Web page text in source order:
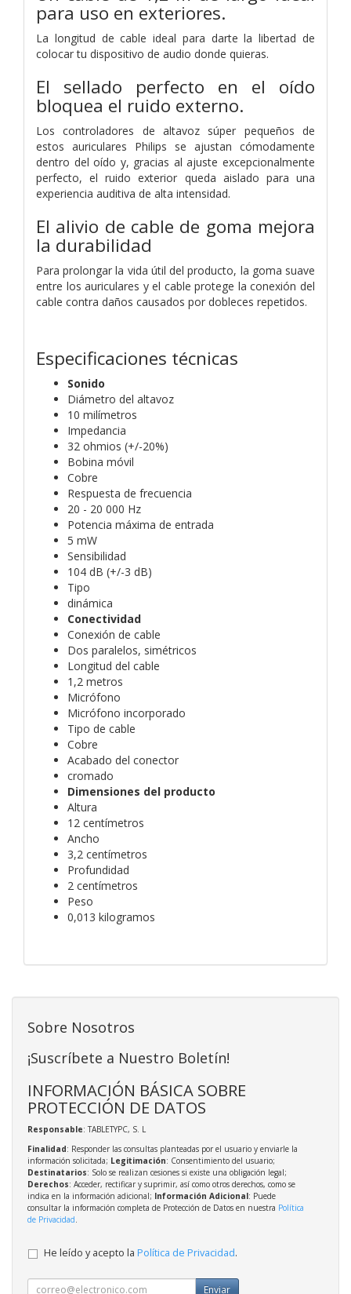
para uso en exteriores.
La longitud de cable ideal para darte la libertad de
colocar tu dispositivo de audio donde quieras.
El sellado perfecto en el oído
bloquea el ruido externo.
Los controladores de altavoz súper pequeños de
estos auriculares Philips se ajustan cómodamente
dentro del oído y, gracias al ajuste excepcionalmente
perfecto, el ruido exterior queda aislado para una
experiencia auditiva de alta intensidad.
El alivio de cable de goma mejora
la durabilidad
Para prolongar la vida útil del producto, la goma suave
entre los auriculares y el cable protege la conexión del
cable contra daños causados ​​por dobleces repetidos.
Especificaciones técnicas
Sonido
Diámetro del altavoz
10 milímetros
Impedancia
32 ohmios (+/-20%)
Bobina móvil
Cobre
Respuesta de frecuencia
20 - 20 000 Hz
Potencia máxima de entrada
5 mW
Sensibilidad
104 dB (+/-3 dB)
Tipo
dinámica
Conectividad
Conexión de cable
Dos paralelos, simétricos
Longitud del cable
1,2 metros
Micrófono
Micrófono incorporado
Tipo de cable
Cobre
Acabado del conector
cromado
Dimensiones del producto
Altura
12 centímetros
Ancho
3,2 centímetros
Profundidad
2 centímetros
Peso
0,013 kilogramos
Sobre Nosotros
¡Suscríbete a Nuestro Boletín!
INFORMACIÓN BÁSICA SOBRE
PROTECCIÓN DE DATOS
Responsable: TABLETYPC, S. L
Finalidad: Responder las consultas planteadas por el usuario y enviarle la
información solicitada; Legitimación: Consentimiento del usuario;
Destinatarios: Solo se realizan cesiones si existe una obligación legal;
Derechos: Acceder, rectificar y suprimir, así como otros derechos, como se
indica en la información adicional; Información Adicional: Puede
consultar la información completa de Protección de Datos en nuestra Política
de Privacidad
He leído y acepto la Política de Privacidad.
Enviar